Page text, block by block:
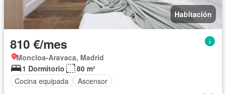
Habitación
810 €/mes
Moncloa-Aravaca, Madrid
1 Dormitorio
80 m²
Cocina equipada
Ascensor